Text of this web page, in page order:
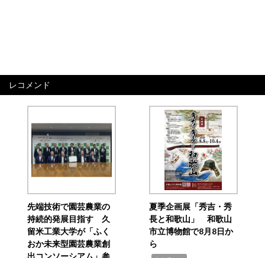
レコメンド
先端技術で園芸農業の
持続的発展目指す 久
留米工業大学が「ふく
おか未来型園芸農業創
夏季企画展「秀吉・秀
長と和歌山」 和歌山
市立博物館で8月8日か
ら